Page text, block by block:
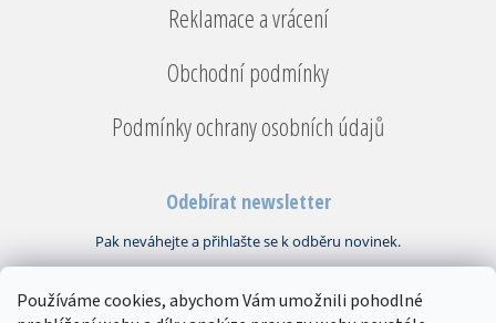
Používáme cookies, abychom Vám umožnili pohodlné
Reklamace a vrácení
Obchodní podmínky
Podmínky ochrany osobních údajů
Odebírat newsletter
Vložením e-mailu souhlasíte s podmínkami ochrany osobních údajů